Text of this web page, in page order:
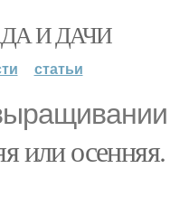
И ДАЧИ
статьи
или осенняя.